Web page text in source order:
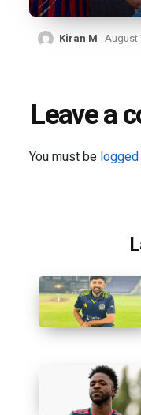
Kiran M August
Leave a
You must be logged